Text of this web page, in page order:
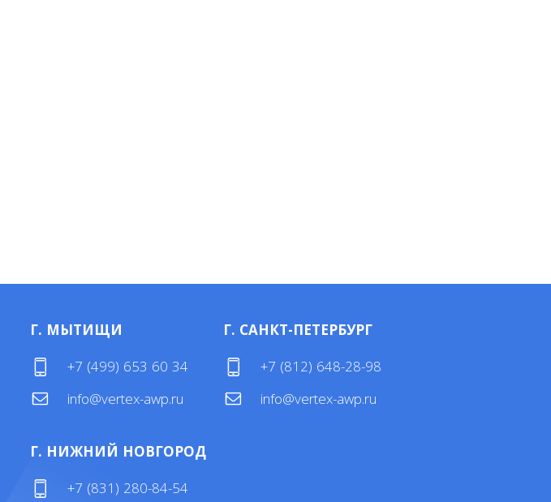
Г. МЫТИЩИ
+7 (499) 653 60 34
info@vertex-awp.ru
Г. НИЖНИЙ НОВГОРОД
+7 (831) 280-84-54
Г. САНКТ-ПЕТЕРБУРГ
+7 (812) 648-28-98
info@vertex-awp.ru